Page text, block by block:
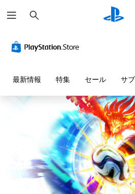
索
最新情報 特集 セール サ